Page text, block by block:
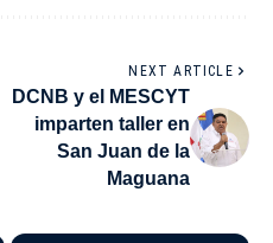
NEXT ARTICLE
DCNB y el MESCYT
imparten taller en
San Juan de la
Maguana